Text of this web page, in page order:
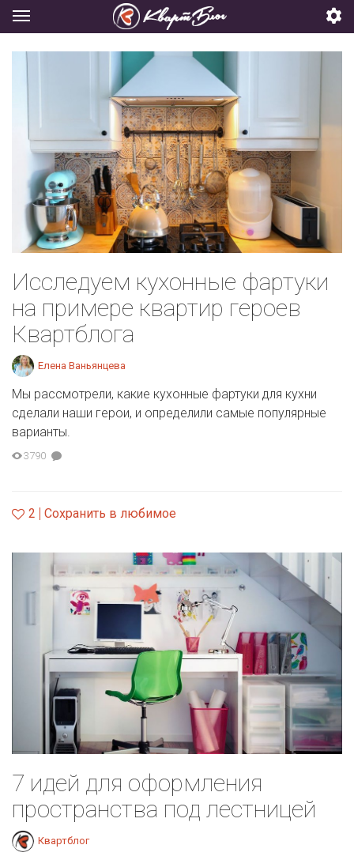
Исследуем кухонные фартуки
на примере квартир героев
Квартблога
Елена Ваньянцева
Мы рассмотрели, какие кухонные фартуки для кухни
сделали наши герои, и определили самые популярные
варианты.
3790
2 Сохранить в любимое
7 идей для оформления
пространства под лестницей
Квартблог